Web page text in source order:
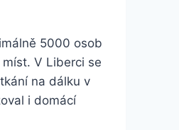
5000 osob
V Liberci se
na dálku v
i domácí